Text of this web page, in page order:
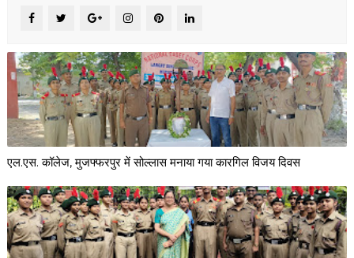
एल.एस. कॉलेज, मुजफ्फरपुर में सोल्लास मनाया गया कारगिल विजय दिवस